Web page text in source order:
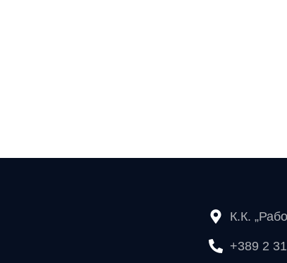
К.К.
+389 2